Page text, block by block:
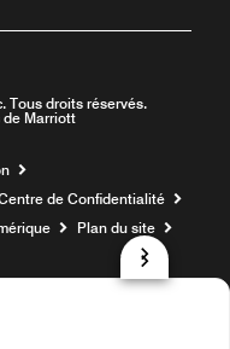
droits réservés.
de Marriott
fenêtre
de Confidentialité
Plan du site